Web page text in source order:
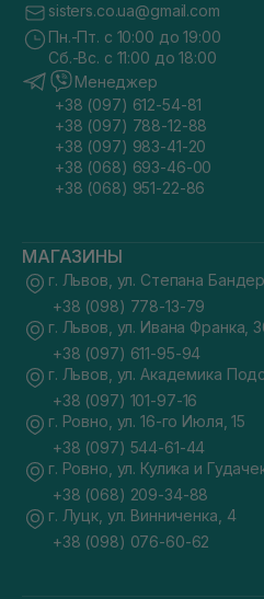
sisters.co.ua@gmail.com
Пн.-Пт. с 10:00 до 19:00
Сб.-Вс. с 11:00 до 18:00
Менеджер
+38 (097) 612-54-81
+38 (097) 788-12-88
+38 (097) 983-41-20
+38 (068) 693-46-00
+38 (068) 951-22-86
МАГАЗИНЫ
г. Львов, ул. Степана
+38 (098) 778-13-79
г. Львов, ул. Ивана Франка,
+38 (097) 611-95-94
г. Львов, ул. Академика
+38 (097) 101-97-16
г. Ровно, ул. 16-го Июля, 15
+38 (097) 544-61-44
г. Ровно, ул. Кулика и
+38 (068) 209-34-88
г. Луцк, ул. Винниченка, 4
+38 (098) 076-60-62